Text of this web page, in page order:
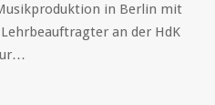
in Berlin mit
an der HdK